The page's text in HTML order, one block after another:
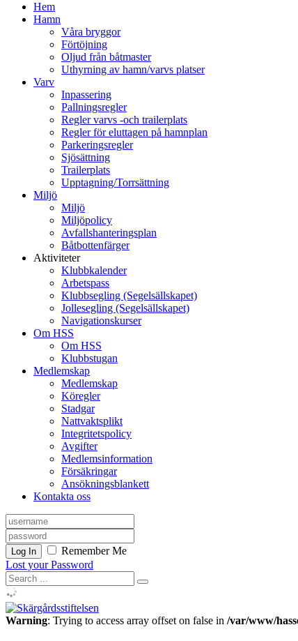
Hem
Hamn
Våra bryggor
Förtöjning
Oljud från båtmaster
Uthyrning av hamn/varvs platser
Varv
Inpassering
Pallningsregler
Regler varvs -och trailerplats
Regler för eluttagen på hamnplan
Parkeringsregler
Sjösättning
Trailerplats
Upptagning/Torrsättning
Miljö
Miljö
Miljöpolicy
Avfallshanteringsplan
Båtbottenfärger
Aktiviteter
Klubbkalender
Arbetspass
Klubbsegling (Segelsällskapet)
Jollesegling (Segelsällskapet)
Navigationskurser
Om HSS
Om HSS
Klubbstugan
Medlemskap
Medlemskap
Köregler
Stadgar
Nattvaktsplikt
Integritetspolicy
Avgifter
Medlemsinformation
Försäkringar
Ansökningsblankett
Kontakta oss
Log In
Remember Me
Lost your Password
Warning: Trying to access array offset on false in /var/www/